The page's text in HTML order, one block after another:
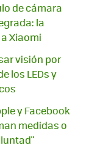
de cámara
la
Xiaomi
visión por
los LEDs y
y Facebook
medidas o